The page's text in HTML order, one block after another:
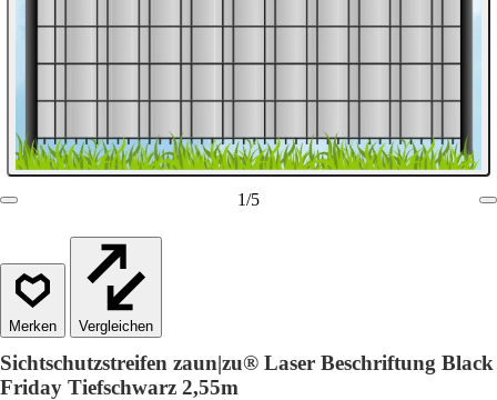
1/5
Vergleichen
Sichtschutzstreifen zaun|zu® Laser Beschriftung Black
Friday Tiefschwarz 2,55m